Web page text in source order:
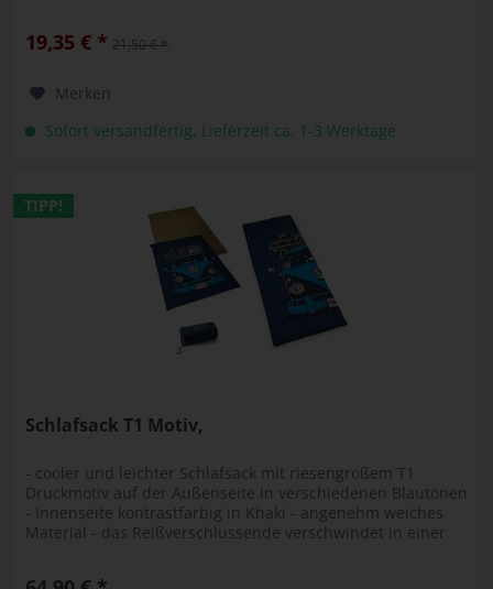
19,35 € * 21,50 € *
Merken
Sofort versandfertig, Lieferzeit ca. 1-3 Werktage
TIPP!
Schlafsack T1 Motiv,
- cooler und leichter Schlafsack mit riesengroßem T1
Druckmotiv auf der Außenseite in verschiedenen Blautönen
- Innenseite kontrastfarbig in Khaki - angenehm weiches
Material - das Reißverschlussende verschwindet in einer